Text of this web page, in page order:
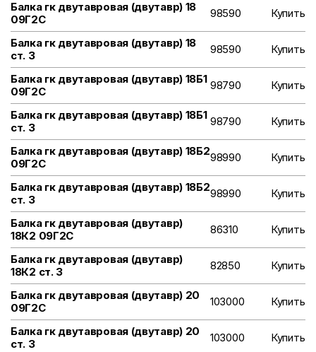
Балка гк двутавровая (двутавр) 18
09Г2С
98590 Купить
Балка гк двутавровая (двутавр) 18
ст. 3
98590 Купить
Балка гк двутавровая (двутавр) 18Б1
09Г2С
98790 Купить
Балка гк двутавровая (двутавр) 18Б1
ст. 3
98790 Купить
Балка гк двутавровая (двутавр) 18Б2
09Г2С
98990 Купить
Балка гк двутавровая (двутавр) 18Б2
ст. 3
98990 Купить
Балка гк двутавровая (двутавр)
18К2 09Г2С
86310 Купить
Балка гк двутавровая (двутавр)
18К2 ст. 3
82850 Купить
Балка гк двутавровая (двутавр) 20
09Г2С
103000 Купить
Балка гк двутавровая (двутавр) 20
ст. 3
103000 Купить